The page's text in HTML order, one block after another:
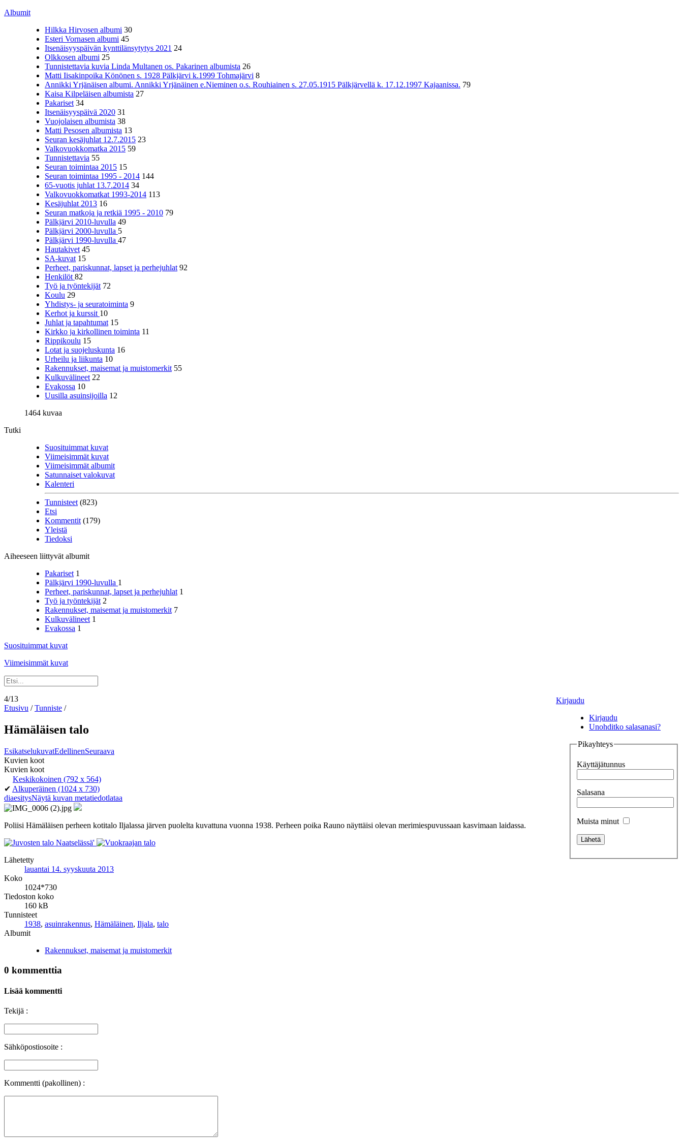
Albumit
Hilkka Hirvosen albumi 30
Esteri Vornasen albumi 45
Itsenäisyyspäivän kynttilänsytytys 2021 24
Olkkosen albumi 25
Tunnistettavia kuvia Linda Multanen os. Pakarinen albumista 26
Matti Iisakinpoika Könönen s. 1928 Pälkjärvi k.1999 Tohmajärvi 8
Annikki Yrjänäisen albumi. Annikki Yrjänäinen e.Nieminen o.s. Rouhiainen s. 27.05.1915 Pälkjärvellä k. 17.12.1997 Kajaanissa. 79
Kaisa Kilpeläisen albumista 27
Pakariset 34
Itsenäisyyspäivä 2020 31
Vuojolaisen albumista 38
Matti Pesosen albumista 13
Seuran kesäjuhlat 12.7.2015 23
Valkovuokkomatka 2015 59
Tunnistettavia 55
Seuran toimintaa 2015 15
Seuran toimintaa 1995 - 2014 144
65-vuotis juhlat 13.7.2014 34
Valkovuokkomatkat 1993-2014 113
Kesäjuhlat 2013 16
Seuran matkoja ja retkiä 1995 - 2010 79
Pälkjärvi 2010-luvulla 49
Pälkjärvi 2000-luvulla 5
Pälkjärvi 1990-luvulla 47
Hautakivet 45
SA-kuvat 15
Perheet, pariskunnat, lapset ja perhejuhlat 92
Henkilöt 82
Työ ja työntekijät 72
Koulu 29
Yhdistys- ja seuratoiminta 9
Kerhot ja kurssit 10
Juhlat ja tapahtumat 15
Kirkko ja kirkollinen toiminta 11
Rippikoulu 15
Lotat ja suojeluskunta 16
Urheilu ja liikunta 10
Rakennukset, maisemat ja muistomerkit 55
Kulkuvälineet 22
Evakossa 10
Uusilla asuinsijoilla 12
1464 kuvaa
Tutki
Suosituimmat kuvat
Viimeisimmät kuvat
Viimeisimmät albumit
Satunnaiset valokuvat
Kalenteri
Tunnisteet (823)
Etsi
Kommentit (179)
Yleistä
Tiedoksi
Aiheeseen liittyvät albumit
Pakariset 1
Pälkjärvi 1990-luvulla 1
Perheet, pariskunnat, lapset ja perhejuhlat 1
Työ ja työntekijät 2
Rakennukset, maisemat ja muistomerkit 7
Kulkuvälineet 1
Evakossa 1
Suosituimmat kuvat
Viimeisimmät kuvat
Kirjaudu
Kirjaudu
Unohditko salasanasi?
Pikayhteys
Käyttäjätunnus
Salasana
Muista minut
4/13
Etusivu /Tunniste /
Hämäläisen talo
EsikatselukuvatEdellinenSeuraava
Kuvien koot
Kuvien koot
Keskikokoinen (792 x 564)
✔ Alkuperäinen (1024 x 730)
diaesitysNäytä kuvan metatiedotlataa
Poliisi Hämäläisen perheen kotitalo Iljalassa järven puolelta kuvattuna vuonna 1938. Perheen poika Rauno näyttäisi olevan merimiespuvussaan kasvimaan laidassa.
Lähetetty
lauantai 14. syyskuuta 2013
Koko
1024*730
Tiedoston koko
160 kB
Tunnisteet
1938, asuinrakennus, Hämäläinen, Iljala, talo
Albumit
Rakennukset, maisemat ja muistomerkit
0 kommenttia
Lisää kommentti
Tekijä :
Sähköpostiosoite :
Kommentti (pakollinen) :